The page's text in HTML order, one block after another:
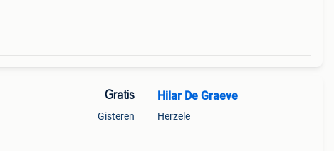
Gratis
Gisteren
Hilar De Graeve
Herzele